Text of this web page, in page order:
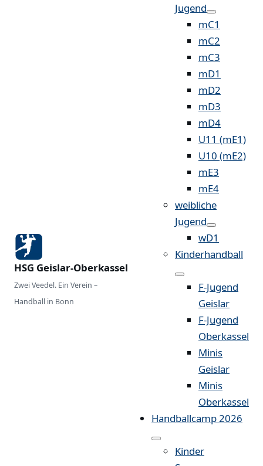
HSG Geislar-Oberkassel
Zwei Veedel. Ein Verein –
Handball in Bonn
Jugend
mC1
mC2
mC3
mD1
mD2
mD3
mD4
U11 (mE1)
U10 (mE2)
mE3
mE4
weibliche
Jugend
wD1
Kinderhandball
F-Jugend
Geislar
F-Jugend
Oberkassel
Minis
Geislar
Minis
Oberkassel
Handballcamp 2026
Kinder